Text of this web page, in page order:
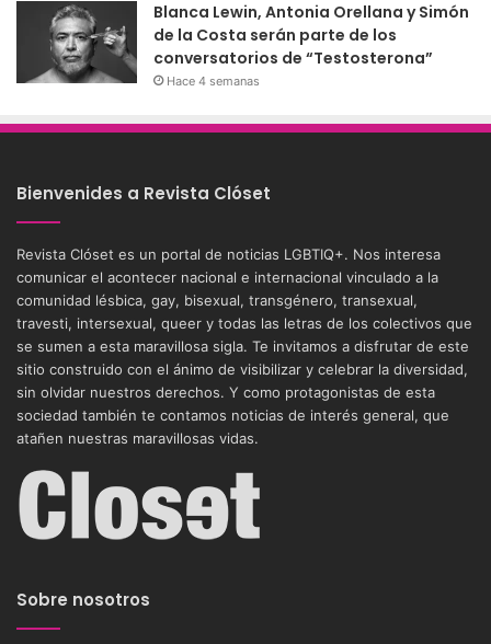
Blanca Lewin, Antonia Orellana y Simón
de la Costa serán parte de los
conversatorios de “Testosterona”
Hace 4 semanas
Bienvenides a Revista Clóset
Revista Clóset es un portal de noticias LGBTIQ+. Nos interesa
comunicar el acontecer nacional e internacional vinculado a la
comunidad lésbica, gay, bisexual, transgénero, transexual,
travesti, intersexual, queer y todas las letras de los colectivos que
se sumen a esta maravillosa sigla. Te invitamos a disfrutar de este
sitio construido con el ánimo de visibilizar y celebrar la diversidad,
sin olvidar nuestros derechos. Y como protagonistas de esta
sociedad también te contamos noticias de interés general, que
atañen nuestras maravillosas vidas.
Sobre nosotros